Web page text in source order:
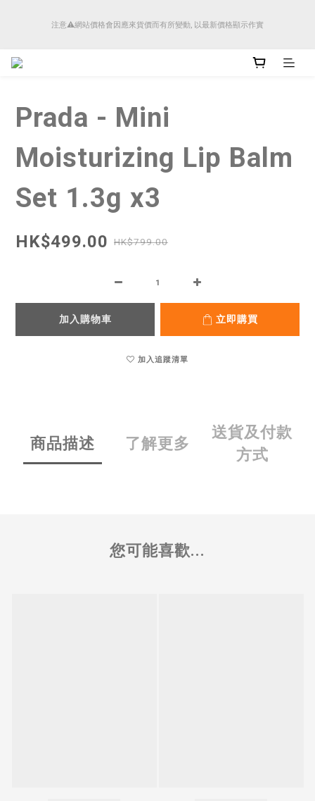
注意⚠️網站價格會因應來貨價而有所變動, 以最新價格顯示作實
順豐香港將於4月14日起減少SMS短訊發送, 所有快件自取訊息通知將全部改為透過官
Prada - Mini
Moisturizing Lip Balm
Set 1.3g x3
HK$499.00 HK$799.00
加入購物車 立即購買
加入追蹤清單
商品描述 了解更多
送貨及付款
方式
您可能喜歡...